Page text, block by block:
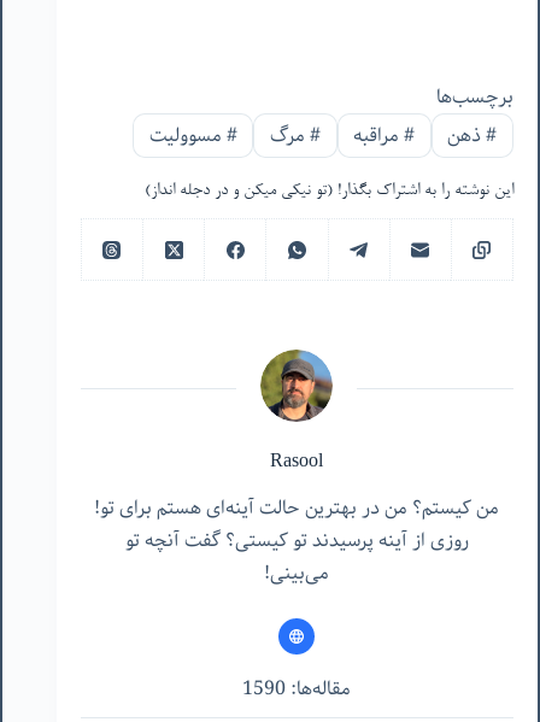
برچسب‌ها
#ذهن #مراقبه #مرگ #مسوولیت
این نوشته را به اشتراک بگذار! (تو نیکی میکن و در دجله انداز)
Rasool
من کیستم؟ من در بهترین حالت آینه‌ای هستم برای تو!
روزی از آینه پرسیدند تو کیستی؟ گفت آنچه تو
می‌بینی!
مقاله‌ها: 1590